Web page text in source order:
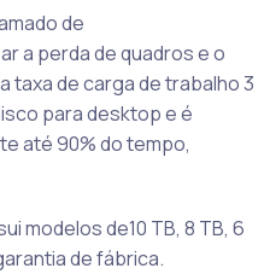
de
a perda de quadros e o
taxa de carga de trabalho 3
para desktop e é
até 90% do tempo,
modelos de10 TB, 8 TB, 6
de fábrica.